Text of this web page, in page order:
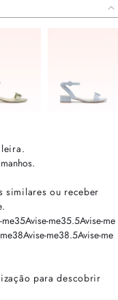
.
.
similares ou receber
me35Avise-me35.5Avise-me
38Avise-me38.5Avise-me
para descobrir